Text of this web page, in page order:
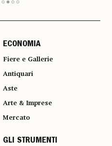
ECONOMIA
Fiere e Gallerie
Antiquari
Aste
Arte & Imprese
Mercato
GLI STRUMENTI